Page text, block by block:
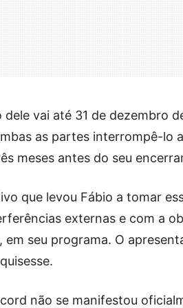
vai até 31 de dezembro
as partes interrompê-lo
meses antes do seu
que levou Fábio a tomar
externas e com a
em seu programa. O
não se manifestou